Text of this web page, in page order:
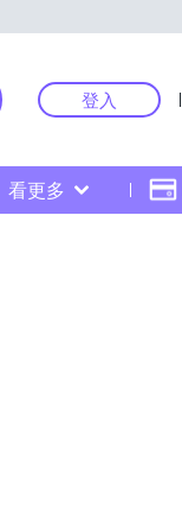
登入
看更多